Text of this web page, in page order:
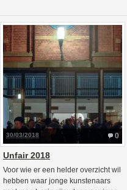
0
30/03/2018
Unfair 2018
Voor wie er een helder overzicht wil
hebben waar jonge kunstenaars